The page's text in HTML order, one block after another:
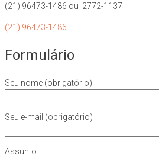
(21) 96473-1486 ou 2772-1137
(21) 96473-1486
Formulário
Seu nome (obrigatório)
Seu e-mail (obrigatório)
Assunto